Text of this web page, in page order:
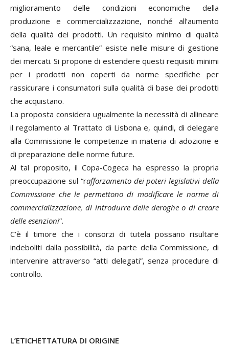
miglioramento delle condizioni economiche della
produzione e commercializzazione, nonché all’aumento
della qualità dei prodotti. Un requisito minimo di qualità
“sana, leale e mercantile” esiste nelle misure di gestione
dei mercati. Si propone di estendere questi requisiti minimi
per i prodotti non coperti da norme specifiche per
rassicurare i consumatori sulla qualità di base dei prodotti
che acquistano.
La proposta considera ugualmente la necessità di allineare
il regolamento al Trattato di Lisbona e, quindi, di delegare
alla Commissione le competenze in materia di adozione e
di preparazione delle norme future.
Al tal proposito, il Copa-Cogeca ha espresso la propria
preoccupazione sul “rafforzamento dei poteri legislativi della
Commissione che le permettono di modificare le norme di
commercializzazione, di introdurre delle deroghe o di creare
delle esenzioni”.
C’è il timore che i consorzi di tutela possano risultare
indeboliti dalla possibilità, da parte della Commissione, di
intervenire attraverso “atti delegati”, senza procedure di
controllo.
L’ETICHETTATURA DI ORIGINE